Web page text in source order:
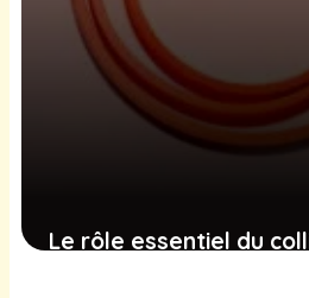
Le rôle essentiel du